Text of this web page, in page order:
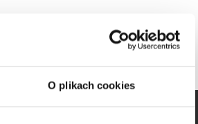
O plikach cookies